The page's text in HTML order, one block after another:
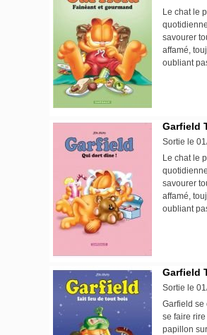
Le chat le
savourer
affamé,
oubliant
Garfield
Sortie le
Le chat le
savourer
affamé,
oubliant
Garfield
Sortie le
Garfield se
se faire
papillon